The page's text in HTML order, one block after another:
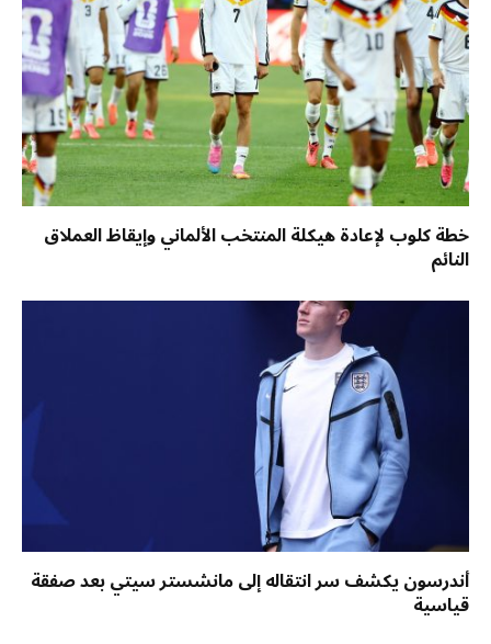
خطة كلوب لإعادة هيكلة المنتخب الألماني وإيقاظ العملاق
النائم
أندرسون يكشف سر انتقاله إلى مانشستر سيتي بعد صفقة
قياسية